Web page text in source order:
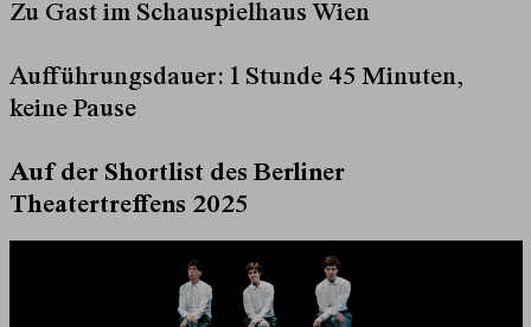
Zu Gast im Schauspielhaus Wien
Aufführungsdauer: 1 Stunde 45 Minuten,
keine Pause
Auf der Shortlist des Berliner
Theatertreffens 2025